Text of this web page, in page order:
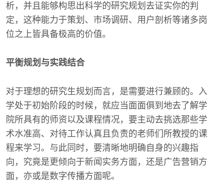
析，并且能够构思出科学的研究规划去证实你的判
定，这种能力于策划、市场调研、用户剖析等诸多岗
位之上皆具备极高的价值。
平衡规划与实践结合
对于理想的研究生规划而言，是需要进行兼顾的。入
学处于初始阶段的时候，就应当面面俱到地去了解学
院所具有的师资以及课程情况，要主动去挑选那些学
术水准高、对待工作认真且负责的老师们所教授的课
程来学习。与此同时，要清晰地明确自身的兴趣指
向，究竟是更倾向于新闻实务方面，还是广告营销方
面，亦或是数字传播方面呢。